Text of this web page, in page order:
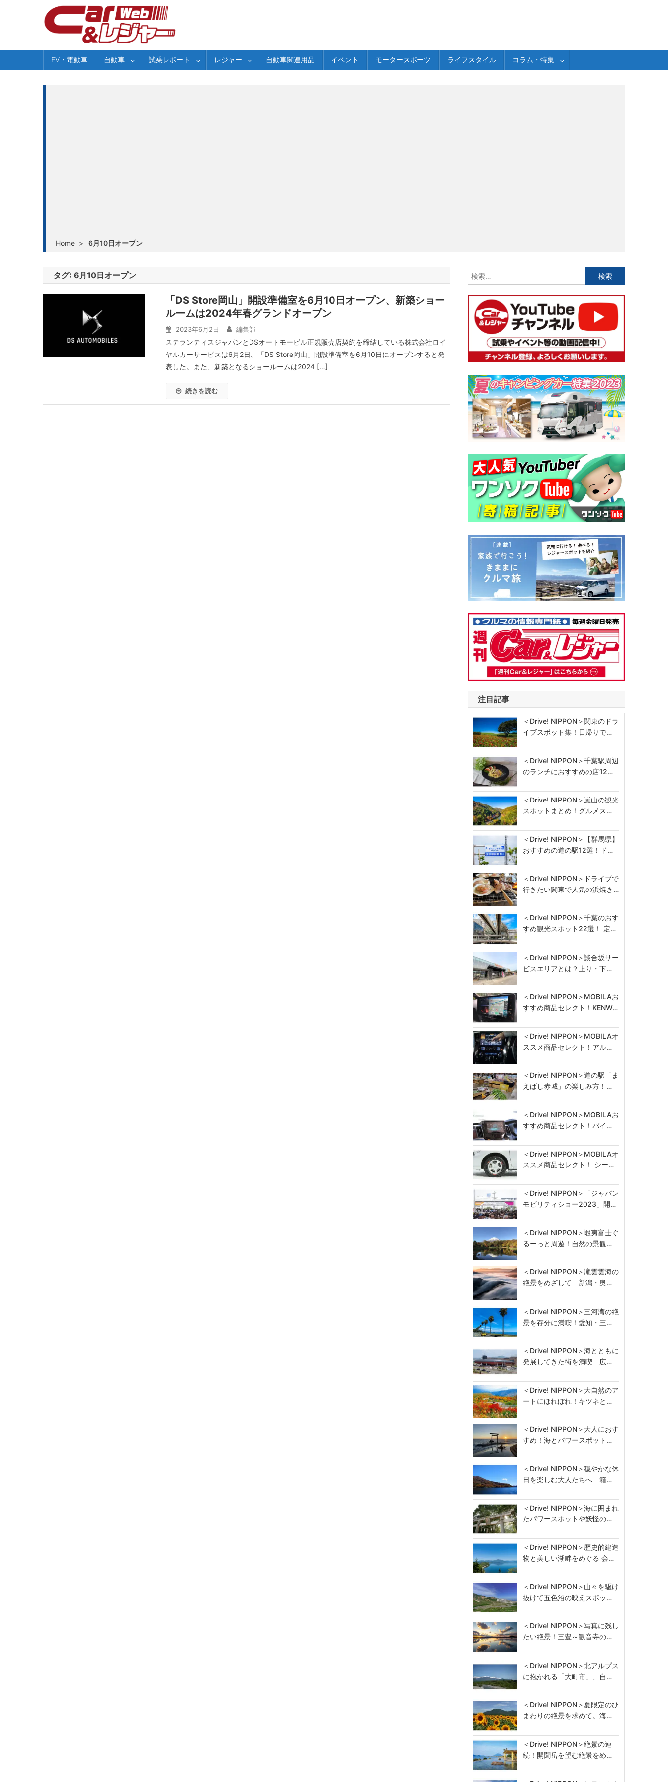
EV・電動車 自動車 試乗レポート レジャー 自動車関連用品 イベント モータースポーツ ライフスタイル コラム・特集
Home > 6月10日オープン
タグ: 6月10日オープン
「DS Store岡山」開設準備室を6月10日オープン、新築ショー
ルームは2024年春グランドオープン
2023年6月2日 編集部
ステランティスジャパンとDSオートモービル正規販売店契約を締結している株式会社ロイ
ヤルカーサービスは6月2日、「DS Store岡山」開設準備室を6⽉10⽇にオープンすると発
表した。また、新築となるショールームは2024 […]
続きを読む
索:
注目記事
＜Drive! NIPPON＞関東のドラ
イブスポット集！日帰りで…
＜Drive! NIPPON＞千葉駅周辺
のランチにおすすめの店12…
＜Drive! NIPPON＞嵐山の観光
スポットまとめ！グルメス…
＜Drive! NIPPON＞【群馬県】
おすすめの道の駅12選！ド…
＜Drive! NIPPON＞ドライブで
行きたい関東で人気の浜焼き…
＜Drive! NIPPON＞千葉のおす
すめ観光スポット22選！ 定…
＜Drive! NIPPON＞談合坂サー
ビスエリアとは？上り・下…
＜Drive! NIPPON＞MOBILAお
すすめ商品セレクト！KENW…
＜Drive! NIPPON＞MOBILAオ
ススメ商品セレクト！アル…
＜Drive! NIPPON＞道の駅「ま
えばし赤城」の楽しみ方！…
＜Drive! NIPPON＞MOBILAお
すすめ商品セレクト！パイ…
＜Drive! NIPPON＞MOBILAオ
ススメ商品セレクト！ シー…
＜Drive! NIPPON＞「ジャパン
モビリティショー2023」開…
＜Drive! NIPPON＞蝦夷富士ぐ
るーっと周遊！自然の景観…
＜Drive! NIPPON＞滝雲雲海の
絶景をめざして 新潟・奥…
＜Drive! NIPPON＞三河湾の絶
景を存分に満喫！愛知・三…
＜Drive! NIPPON＞海とともに
発展してきた街を満喫 広…
＜Drive! NIPPON＞大自然のア
ートにほれぼれ！キツネと…
＜Drive! NIPPON＞大人におす
すめ！海とパワースポット…
＜Drive! NIPPON＞穏やかな休
日を楽しむ大人たちへ 箱…
＜Drive! NIPPON＞海に囲まれ
たパワースポットや妖怪の…
＜Drive! NIPPON＞歴史的建造
物と美しい湖畔をめぐる 会…
＜Drive! NIPPON＞山々を駆け
抜けて五色沼の映えスポッ…
＜Drive! NIPPON＞写真に残し
たい絶景！三豊～観音寺の…
＜Drive! NIPPON＞北アルプス
に抱かれる「大町市」、自…
＜Drive! NIPPON＞夏限定のひ
まわりの絶景を求めて。海…
＜Drive! NIPPON＞絶景の連
続！開聞岳を望む絶景をめ…